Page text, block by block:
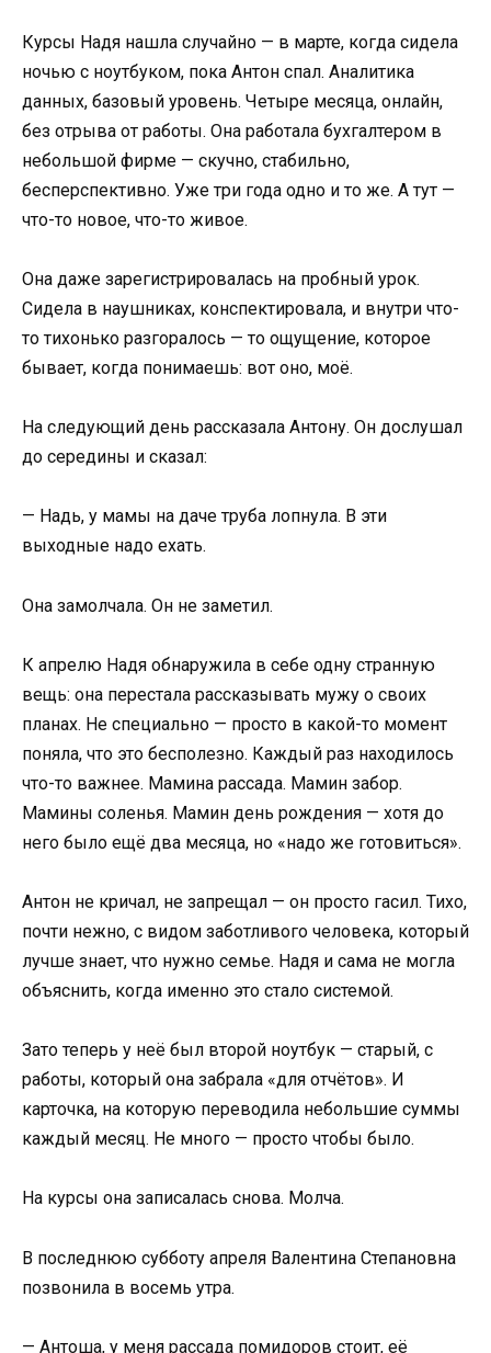
Курсы Надя нашла случайно — в марте, когда сидела
ночью с ноутбуком, пока Антон спал. Аналитика
данных, базовый уровень. Четыре месяца, онлайн,
без отрыва от работы. Она работала бухгалтером в
небольшой фирме — скучно, стабильно,
бесперспективно. Уже три года одно и то же. А тут —
что-то новое, что-то живое.
Она даже зарегистрировалась на пробный урок.
Сидела в наушниках, конспектировала, и внутри что-
то тихонько разгоралось — то ощущение, которое
бывает, когда понимаешь: вот оно, моё.
На следующий день рассказала Антону. Он дослушал
до середины и сказал:
— Надь, у мамы на даче труба лопнула. В эти
выходные надо ехать.
Она замолчала. Он не заметил.
К апрелю Надя обнаружила в себе одну странную
вещь: она перестала рассказывать мужу о своих
планах. Не специально — просто в какой-то момент
поняла, что это бесполезно. Каждый раз находилось
что-то важнее. Мамина рассада. Мамин забор.
Мамины соленья. Мамин день рождения — хотя до
него было ещё два месяца, но «надо же готовиться».
Антон не кричал, не запрещал — он просто гасил. Тихо,
почти нежно, с видом заботливого человека, который
лучше знает, что нужно семье. Надя и сама не могла
объяснить, когда именно это стало системой.
Зато теперь у неё был второй ноутбук — старый, с
работы, который она забрала «для отчётов». И
карточка, на которую переводила небольшие суммы
каждый месяц. Не много — просто чтобы было.
На курсы она записалась снова. Молча.
В последнюю субботу апреля Валентина Степановна
позвонила в восемь утра.
— Антоша, у меня рассада помидоров стоит, её